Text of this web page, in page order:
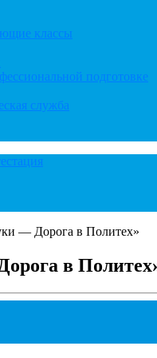
классы
подготовке
служба
— Дорога в Политех»
в